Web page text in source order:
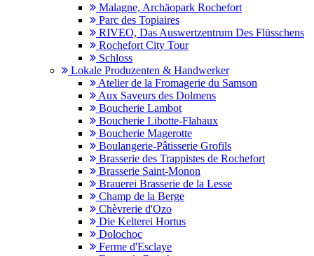
Malagne, Archäopark Rochefort
Parc des Topiaires
RIVEO, Das Auswertzentrum Des Flüsschens
Rochefort City Tour
Schloss
Lokale Produzenten & Handwerker
Atelier de la Fromagerie du Samson
Aux Saveurs des Dolmens
Boucherie Lambot
Boucherie Libotte-Flahaux
Boucherie Magerotte
Boulangerie-Pâtisserie Grofils
Brasserie des Trappistes de Rochefort
Brasserie Saint-Monon
Brauerei Brasserie de la Lesse
Champ de la Berge
Chèvrerie d'Ozo
Die Kelterei Hortus
Dolochoc
Ferme d'Esclaye